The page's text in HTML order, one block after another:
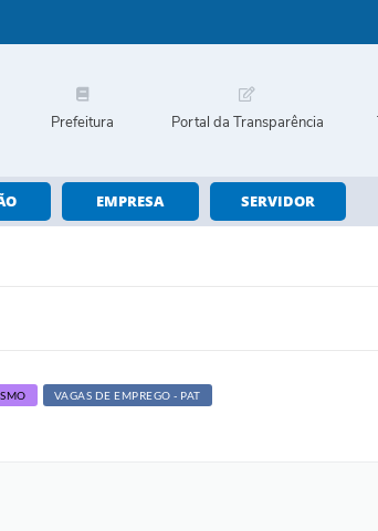
Prefeitura Portal da Transparência
EMPRESA SERVIDOR
VAGAS DE EMPREGO - PAT